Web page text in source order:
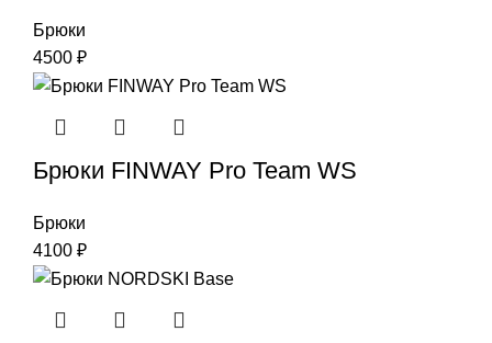
Брюки
4500 ₽
Брюки FINWAY Pro Team WS
Брюки
4100 ₽